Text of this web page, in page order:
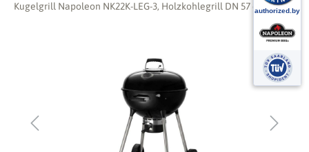
Kugelgrill Napoleon NK22K-LEG-3, Holzkohlegrill DN 57 cm